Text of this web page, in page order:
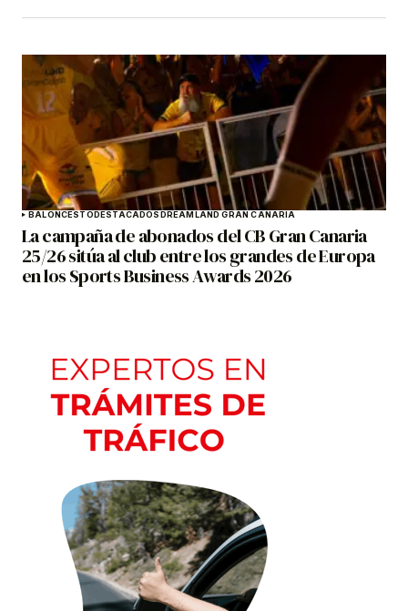
BALONCESTODESTACADOSDREAMLAND GRAN CANARIA
La campaña de abonados del CB Gran Canaria
25/26 sitúa al club entre los grandes de Europa
en los Sports Business Awards 2026